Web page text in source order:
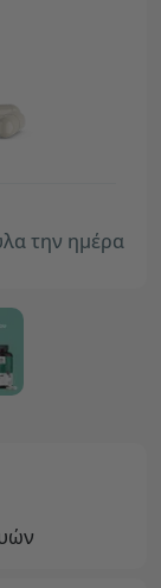
την ημέρα